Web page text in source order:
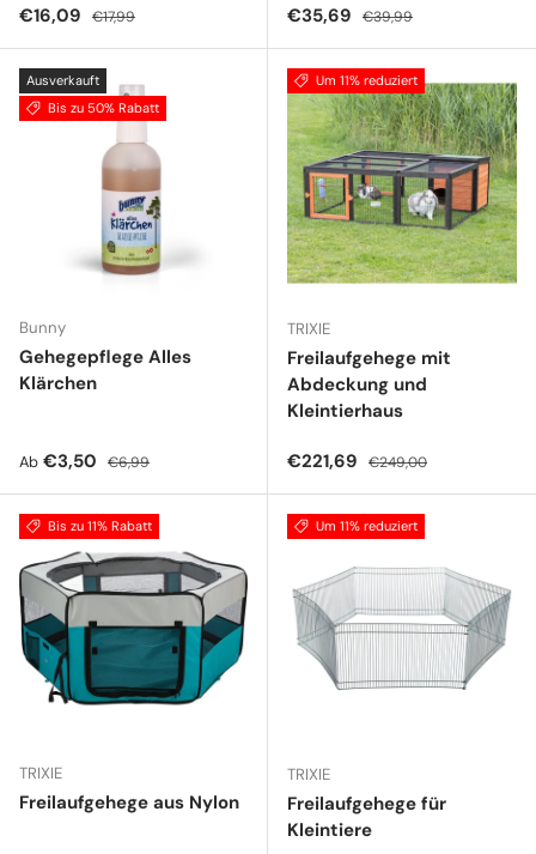
Verkaufspreis
€16,09 Normaler Preis
€17,99 Verkaufspreis
€35,69 Normaler Preis
€39,99
Ausverkauft
Bis zu 50% Rabatt
Bunny
Gehegepflege Alles
Klärchen
Verkaufspreis
Ab €3,50 Normaler Preis
€6,99
Um 11% reduziert
TRIXIE
Freilaufgehege mit
Abdeckung und
Kleintierhaus
Verkaufspreis
€221,69 Normaler Preis
€249,00
Bis zu 11% Rabatt
TRIXIE
Freilaufgehege aus Nylon
Um 11% reduziert
TRIXIE
Freilaufgehege für
Kleintiere